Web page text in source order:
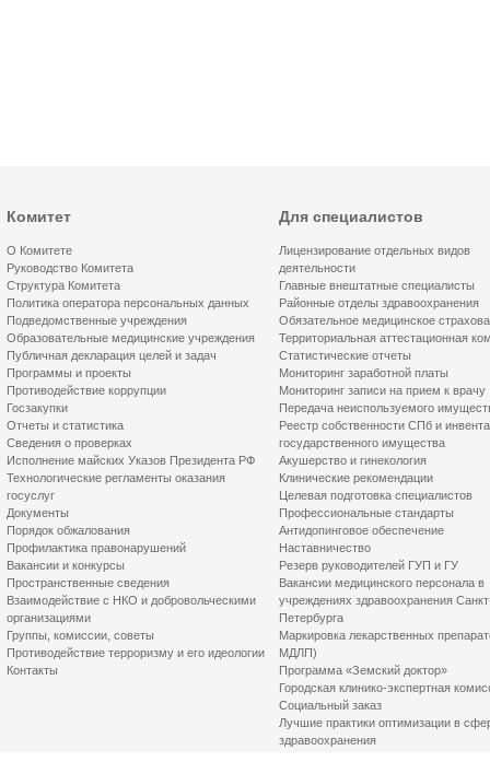
Комитет
О Комитете
Руководство Комитета
Структура Комитета
Политика оператора персональных данных
Подведомственные учреждения
Образовательные медицинские учреждения
Публичная декларация целей и задач
Программы и проекты
Противодействие коррупции
Госзакупки
Отчеты и статистика
Сведения о проверках
Исполнение майских Указов Президента РФ
Технологические регламенты оказания
госуслуг
Документы
Порядок обжалования
Профилактика правонарушений
Вакансии и конкурсы
Пространственные сведения
Взаимодействие с НКО и добровольческими
организациями
Группы, комиссии, советы
Противодействие терроризму и его идеологии
Контакты
Для специалистов
Лицензирование отдельных видов
деятельности
Главные внештатные специалисты
Районные отделы здравоохранения
Обязательное медицинское
Территориальная аттестационная
Статистические отчеты
Мониторинг заработной платы
Мониторинг записи на прием к врачу
Передача неиспользуемого
Реестр собственности СПб и
государственного имущества
Акушерство и гинекология
Клинические рекомендации
Целевая подготовка специалистов
Профессиональные стандарты
Антидопинговое обеспечение
Наставничество
Резерв руководителей ГУП и ГУ
Вакансии медицинского персонала в
учреждениях здравоохранения
Петербурга
Маркировка лекарственных
МДЛП)
Программа «Земский доктор»
Городская клинико-экспертная
Социальный заказ
Лучшие практики оптимизации в
здравоохранения